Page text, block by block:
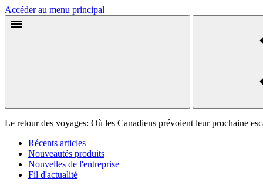
Accéder au menu principal
Le retour des voyages: Où les Canadiens prévoient leur prochaine
Récents articles
Nouveautés produits
Nouvelles de l'entreprise
Fil d'actualité